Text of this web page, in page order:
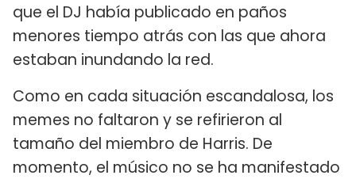
que el DJ había publicado en paños
menores tiempo atrás con las que ahora
estaban inundando la red.
Como en cada situación escandalosa, los
memes no faltaron y se refirieron al
tamaño del miembro de Harris. De
momento, el músico no se ha manifestado